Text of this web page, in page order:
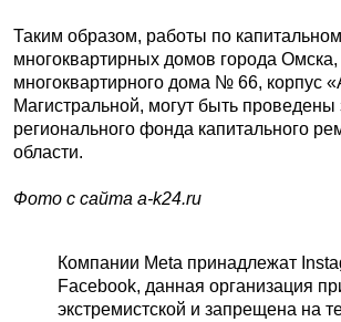
Таким образом, работы по
многоквартирных домов города
многоквартирного дома № 66, корпус
Магистральной, могут быть проведены
регионального фонда капитального
области.
Фото с сайта a-k24.ru
Компании Meta принадлежат
Facebook, данная организация
экстремистской и запрещена на